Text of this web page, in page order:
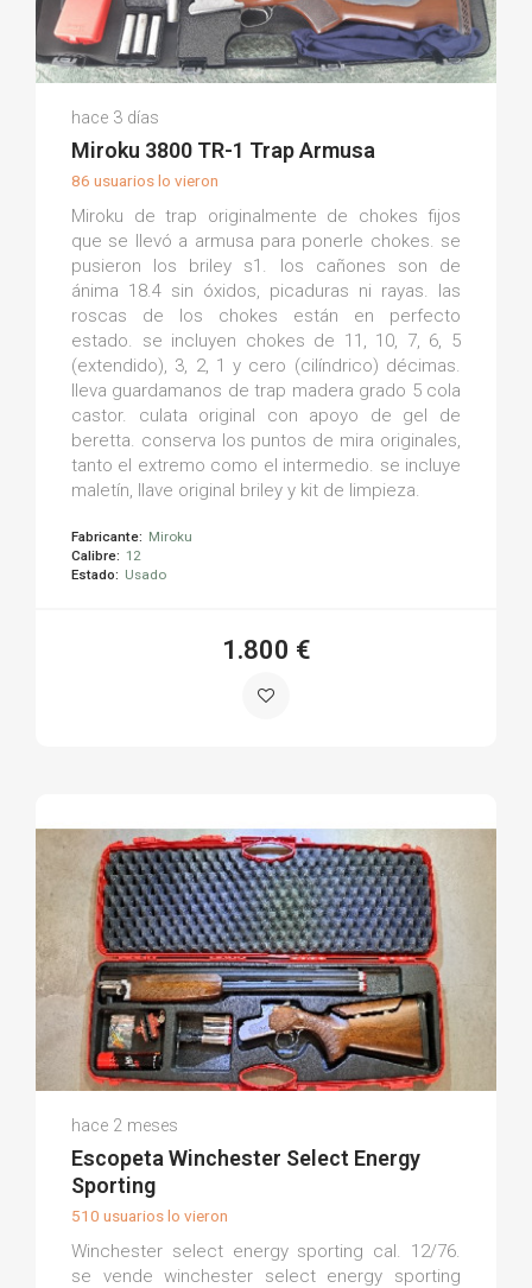
Martin P.
(0)
hace 3 días
Miroku 3800 TR-1 Trap Armusa
86 usuarios lo vieron
Miroku de trap originalmente de chokes fijos
que se llevó a armusa para ponerle chokes. se
pusieron los briley s1. los cañones son de
ánima 18.4 sin óxidos, picaduras ni rayas. las
roscas de los chokes están en perfecto
estado. se incluyen chokes de 11, 10, 7, 6, 5
(extendido), 3, 2, 1 y cero (cilíndrico) décimas.
lleva guardamanos de trap madera grado 5 cola
castor. culata original con apoyo de gel de
beretta. conserva los puntos de mira originales,
tanto el extremo como el intermedio. se incluye
maletín, llave original briley y kit de limpieza.
Fabricante: Miroku
Calibre: 12
Estado: Usado
1.800 €
(0)
hace 2 meses
Escopeta Winchester Select Energy
Sporting
510 usuarios lo vieron
Winchester select energy sporting cal. 12/76.
se vende winchester select energy sporting